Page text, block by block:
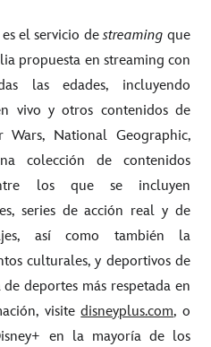
el servicio destreamingque
propuesta en streaming con
las edades, incluyendo
vivo y otros contenidos de
Wars, National Geographic,
colección de contenidos
los que se incluyen
series de acción real y de
así como también la
culturales, y deportivos de
deportes más respetada en
visitedisneyplus.com, o
en la mayoría de los